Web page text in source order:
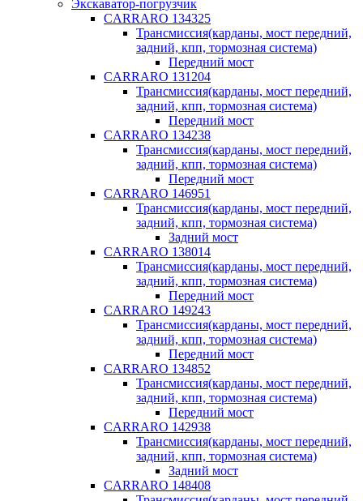
Экскаватор-погрузчик
CARRARO 134325
Трансмиссия(карданы, мост передний,
задний, кпп, тормозная система)
Передний мост
CARRARO 131204
Трансмиссия(карданы, мост передний,
задний, кпп, тормозная система)
Передний мост
CARRARO 134238
Трансмиссия(карданы, мост передний,
задний, кпп, тормозная система)
Передний мост
CARRARO 146951
Трансмиссия(карданы, мост передний,
задний, кпп, тормозная система)
Задний мост
CARRARO 138014
Трансмиссия(карданы, мост передний,
задний, кпп, тормозная система)
Передний мост
CARRARO 149243
Трансмиссия(карданы, мост передний,
задний, кпп, тормозная система)
Передний мост
CARRARO 134852
Трансмиссия(карданы, мост передний,
задний, кпп, тормозная система)
Передний мост
CARRARO 142938
Трансмиссия(карданы, мост передний,
задний, кпп, тормозная система)
Задний мост
CARRARO 148408